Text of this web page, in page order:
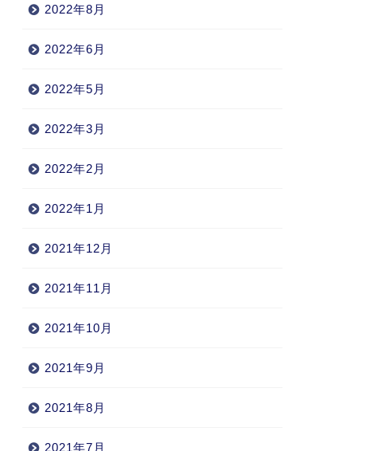
2022年8月
2022年6月
2022年5月
2022年3月
2022年2月
2022年1月
2021年12月
2021年11月
2021年10月
2021年9月
2021年8月
2021年7月